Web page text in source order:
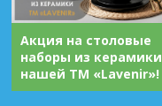
Акция на столовые
наборы из керамики
нашей ТМ «Lavenir»!